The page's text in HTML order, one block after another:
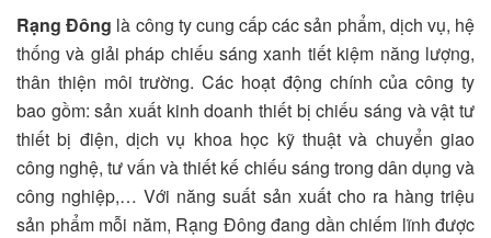
Rạng Đông là công ty cung cấp các sản phẩm, dịch vụ, hệ
thống và giải pháp chiếu sáng xanh tiết kiệm năng lượng,
thân thiện môi trường. Các hoạt động chính của công ty
bao gồm: sản xuất kinh doanh thiết bị chiếu sáng và vật tư
thiết bị điện, dịch vụ khoa học kỹ thuật và chuyển giao
công nghệ, tư vấn và thiết kế chiếu sáng trong dân dụng và
công nghiệp,… Với năng suất sản xuất cho ra hàng triệu
sản phẩm mỗi năm, Rạng Đông đang dần chiếm lĩnh được